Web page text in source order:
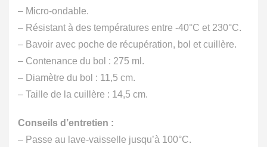
– Micro-ondable.
– Résistant à des températures entre -40°C et 230°C.
– Bavoir avec poche de récupération, bol et cuillère.
– Contenance du bol : 275 ml.
– Diamètre du bol : 11,5 cm.
– Taille de la cuillère : 14,5 cm.
Conseils d’entretien :
– Passe au lave-vaisselle jusqu’à 100°C.